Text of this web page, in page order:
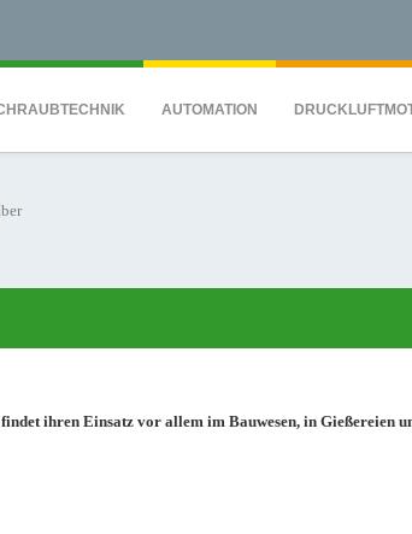
AUTOMATION
ihren Einsatz vor allem im Bauwesen, in Gießereien